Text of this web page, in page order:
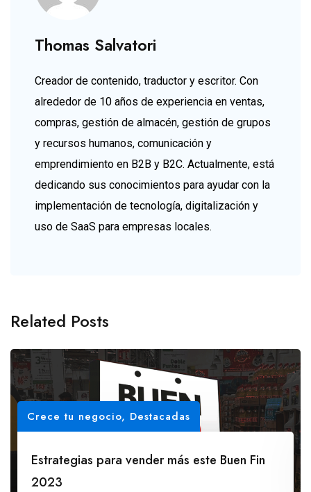
Thomas Salvatori
Creador de contenido, traductor y escritor. Con
alrededor de 10 años de experiencia en ventas,
compras, gestión de almacén, gestión de grupos
y recursos humanos, comunicación y
emprendimiento en B2B y B2C. Actualmente, está
dedicando sus conocimientos para ayudar con la
implementación de tecnología, digitalización y
uso de SaaS para empresas locales.
Related Posts
Crece tu negocio, Destacadas
Estrategias para vender más este Buen Fin
2023